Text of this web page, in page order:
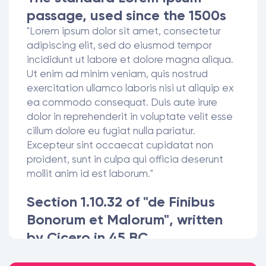
passage, used since the 1500s
"Lorem ipsum dolor sit amet, consectetur
adipiscing elit, sed do eiusmod tempor
incididunt ut labore et dolore magna aliqua.
Ut enim ad minim veniam, quis nostrud
exercitation ullamco laboris nisi ut aliquip ex
ea commodo consequat. Duis aute irure
dolor in reprehenderit in voluptate velit esse
cillum dolore eu fugiat nulla pariatur.
Excepteur sint occaecat cupidatat non
proident, sunt in culpa qui officia deserunt
mollit anim id est laborum."
Section 1.10.32 of "de Finibus
Bonorum et Malorum", written
by Cicero in 45 BC